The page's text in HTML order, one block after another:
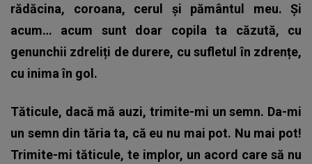
rădăcina, coroana, cerul și pământul meu. Și
acum… acum sunt doar copila ta căzută, cu
genunchii zdreliți de durere, cu sufletul în zdrențe,
cu inima în gol.
Tăticule, dacă mă auzi, trimite-mi un semn. Da-mi
un semn din tăria ta, că eu nu mai pot. Nu mai pot!
Trimite-mi tăticule, te implor, un acord care să nu